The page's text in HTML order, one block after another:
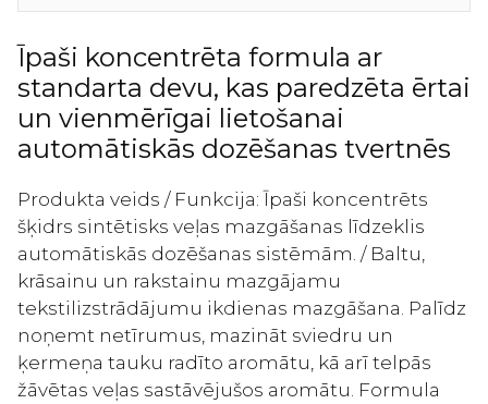
dozēšanas
sistēmām
720g
daudzums
Īpaši koncentrēta formula ar
standarta devu, kas paredzēta ērtai
un vienmērīgai lietošanai
automātiskās dozēšanas tvertnēs
Produkta veids / Funkcija: Īpaši koncentrēts
šķidrs sintētisks veļas mazgāšanas līdzeklis
automātiskās dozēšanas sistēmām. / Baltu,
krāsainu un rakstainu mazgājamu
tekstilizstrādājumu ikdienas mazgāšana. Palīdz
noņemt netīrumus, mazināt sviedru un
ķermeņa tauku radīto aromātu, kā arī telpās
žāvētas veļas sastāvējušos aromātu. Formula